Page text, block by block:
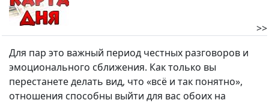
>>
Для пар это важный период честных разговоров и
эмоционального сближения. Как только вы
перестанете делать вид, что «всё и так понятно»,
отношения способны выйти для вас обоих на